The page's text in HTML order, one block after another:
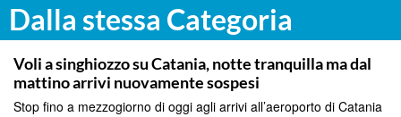
Dalla stessa Categoria
CATANIA
Voli a singhiozzo su Catania, notte tranquilla ma dal
mattino arrivi nuovamente sospesi
Stop fino a mezzogiorno di oggi agli arrivi all’aeroporto di Catania